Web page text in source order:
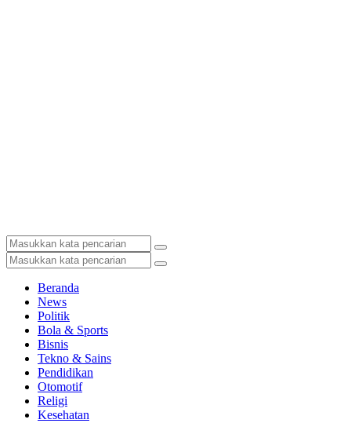
Beranda
News
Politik
Bola & Sports
Bisnis
Tekno & Sains
Pendidikan
Otomotif
Religi
Kesehatan